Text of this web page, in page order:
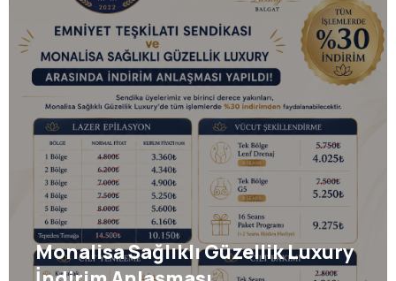
Monalisa Sağlıklı Güzellik Luxury